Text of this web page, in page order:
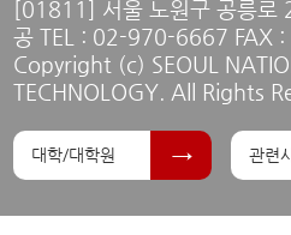
[01811] 서울 노원구 공릉로
공 TEL : 02-970-6667 FAX
Copyright (c) SEOUL
TECHNOLOGY. All Rights
대학/대학원 관련